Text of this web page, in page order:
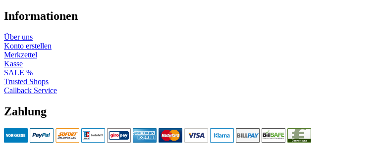
Informationen
Über uns
Konto erstellen
Merkzettel
Kasse
SALE %
Trusted Shops
Callback Service
Zahlung